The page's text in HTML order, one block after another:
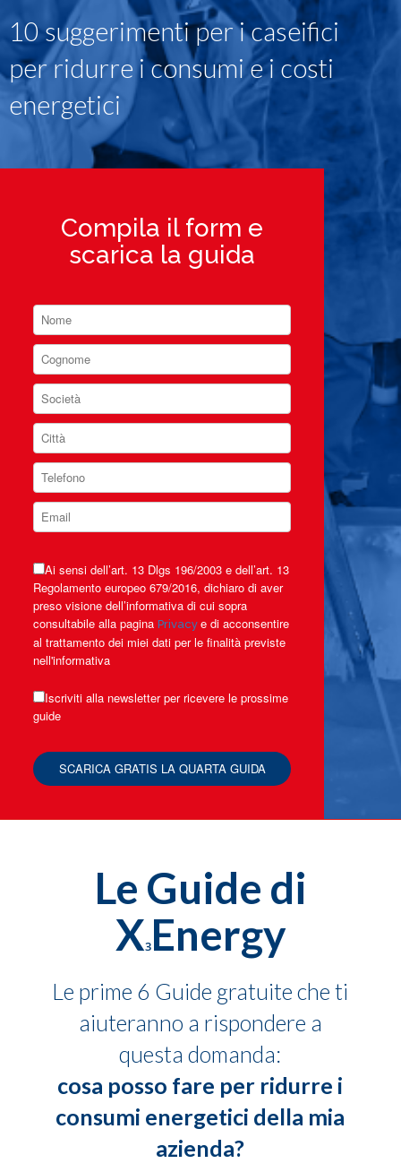
10 suggerimenti per i caseifici
per ridurre i consumi e i costi
energetici
Compila il form e
scarica la guida
Ai sensi dell’art. 13 Dlgs 196/2003 e dell’art. 13
Regolamento europeo 679/2016, dichiaro di aver
preso visione dell’informativa di cui sopra
consultabile alla pagina Privacy e di acconsentire
al trattamento dei miei dati per le finalità previste
nell'informativa
Iscriviti alla newsletter per ricevere le prossime
guide
Le Guide di
X3Energy
Le prime 6 Guide gratuite che ti
aiuteranno a rispondere a
questa domanda:
cosa posso fare per ridurre i
consumi energetici della mia
azienda?